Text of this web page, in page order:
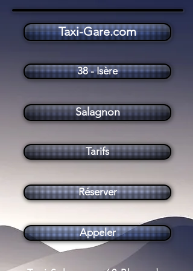
Tarifs
Taxi Salagnon (38890)
Salagnon
Taxi-Gare.com
Réserver
Appeler
38 - Isère